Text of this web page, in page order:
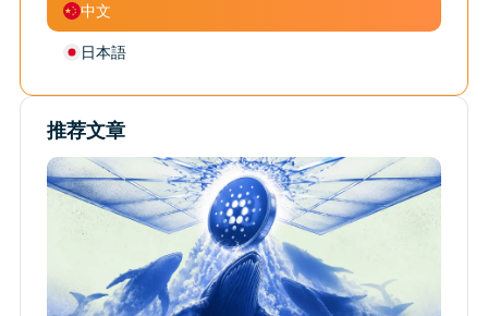
中文
日本語
推荐文章